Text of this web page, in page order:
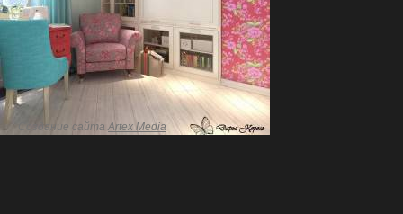
Создание сайта Artex Media